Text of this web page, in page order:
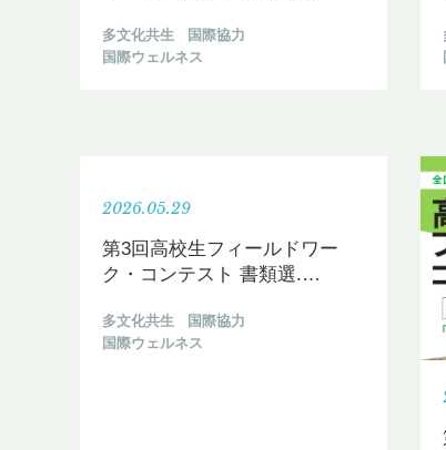
多文化共生
国際協力
国際ウェルネス
2026.05.29
第3回高校生フィールドワー
ク・コンテスト 書類選.…
多文化共生
国際協力
国際ウェルネス